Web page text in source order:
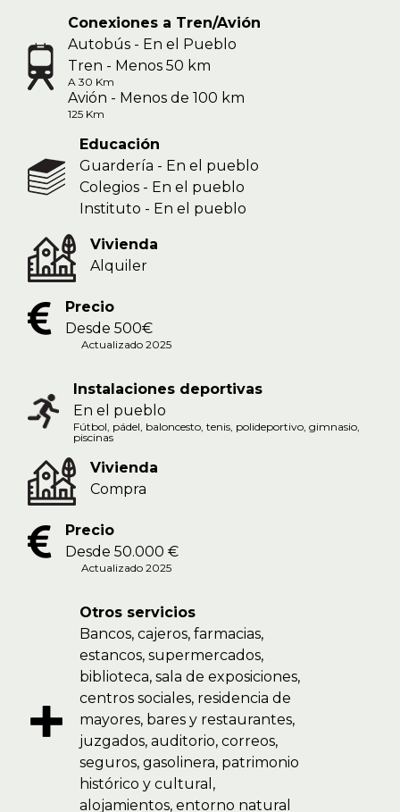
Conexiones a Tren/Avión
Autobús - En el Pueblo
Tren - Menos 50 km
A 30 Km
Avión - Menos de 100 km
125 Km
Educación
Guardería - En el pueblo
Colegios - En el pueblo
Instituto - En el pueblo
Vivienda
Alquiler
Precio
Desde 500€
Actualizado 2025
Instalaciones deportivas
En el pueblo
Fútbol, pádel, baloncesto, tenis, polideportivo, gimnasio,
piscinas
Vivienda
Compra
Precio
Desde 50.000 €
Actualizado 2025
Otros servicios
Bancos, cajeros, farmacias,
estancos, supermercados,
biblioteca, sala de exposiciones,
centros sociales, residencia de
mayores, bares y restaurantes,
juzgados, auditorio, correos,
seguros, gasolinera, patrimonio
histórico y cultural,
alojamientos, entorno natural